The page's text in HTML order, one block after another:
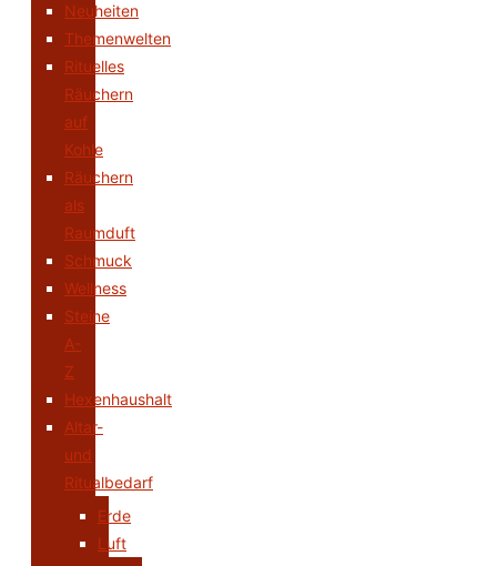
Neuheiten
Themenwelten
Rituelles
Räuchern
auf
Kohle
Räuchern
als
Raumduft
Schmuck
Wellness
Steine
A-
Z
Hexenhaushalt
Altar-
und
Ritualbedarf
Erde
Luft